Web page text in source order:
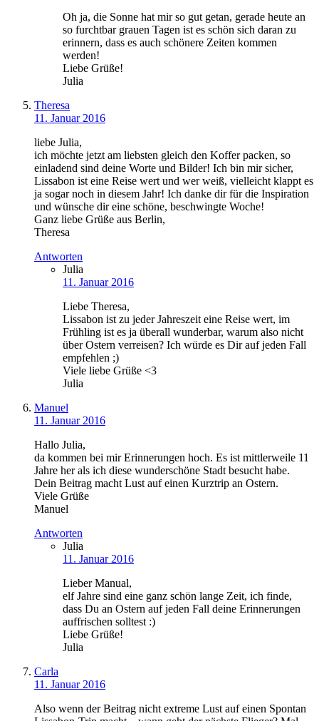
Oh ja, die Sonne hat mir so gut getan, gerade heute an
so furchtbar grauen Tagen ist es schön sich daran zu
erinnern, dass es auch schönere Zeiten kommen
werden!
Liebe Grüße!
Julia
Theresa
11. Januar 2016
liebe Julia,
ich möchte jetzt am liebsten gleich den Koffer packen, so
einladend sind deine Worte und Bilder! Ich bin mir sicher,
Lissabon ist eine Reise wert und wer weiß, vielleicht klappt es
ja sogar noch in diesem Jahr! Ich danke dir für die Inspiration
und wünsche dir eine schöne, beschwingte Woche!
Ganz liebe Grüße aus Berlin,
Theresa
Antworten
Julia
11. Januar 2016
Liebe Theresa,
Lissabon ist zu jeder Jahreszeit eine Reise wert, im
Frühling ist es ja überall wunderbar, warum also nicht
über Ostern verreisen? Ich würde es Dir auf jeden Fall
empfehlen ;)
Viele liebe Grüße <3
Julia
Manuel
11. Januar 2016
Hallo Julia,
da kommen bei mir Erinnerungen hoch. Es ist mittlerweile 11
Jahre her als ich diese wunderschöne Stadt besucht habe.
Dein Beitrag macht Lust auf einen Kurztrip an Ostern.
Viele Grüße
Manuel
Antworten
Julia
11. Januar 2016
Lieber Manual,
elf Jahre sind eine ganz schön lange Zeit, ich finde,
dass Du an Ostern auf jeden Fall deine Erinnerungen
auffrischen solltest :)
Liebe Grüße!
Julia
Carla
11. Januar 2016
Also wenn der Beitrag nicht extreme Lust auf einen Spontan